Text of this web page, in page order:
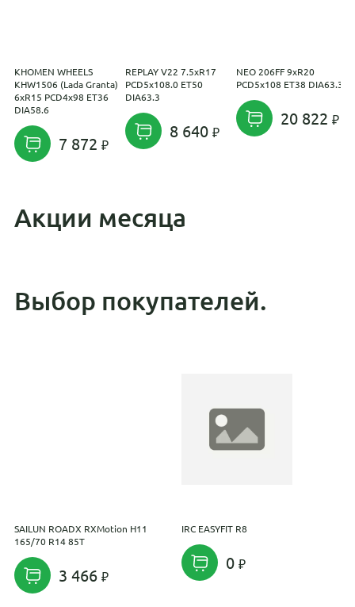
KHOMEN WHEELS
KHW1506 (Lada Granta)
6xR15 PCD4x98 ET36
DIA58.6
7 872
REPLAY V22 7.5xR17
PCD5x108.0 ET50
DIA63.3
8 640
NEO 206FF 9xR20
PCD5x108 ET38 DIA63.3
20 822
Акции месяца
Выбор покупателей.
SAILUN ROADX RXMotion H11
165/70 R14 85T
3 466
IRC EASYFIT R8
0